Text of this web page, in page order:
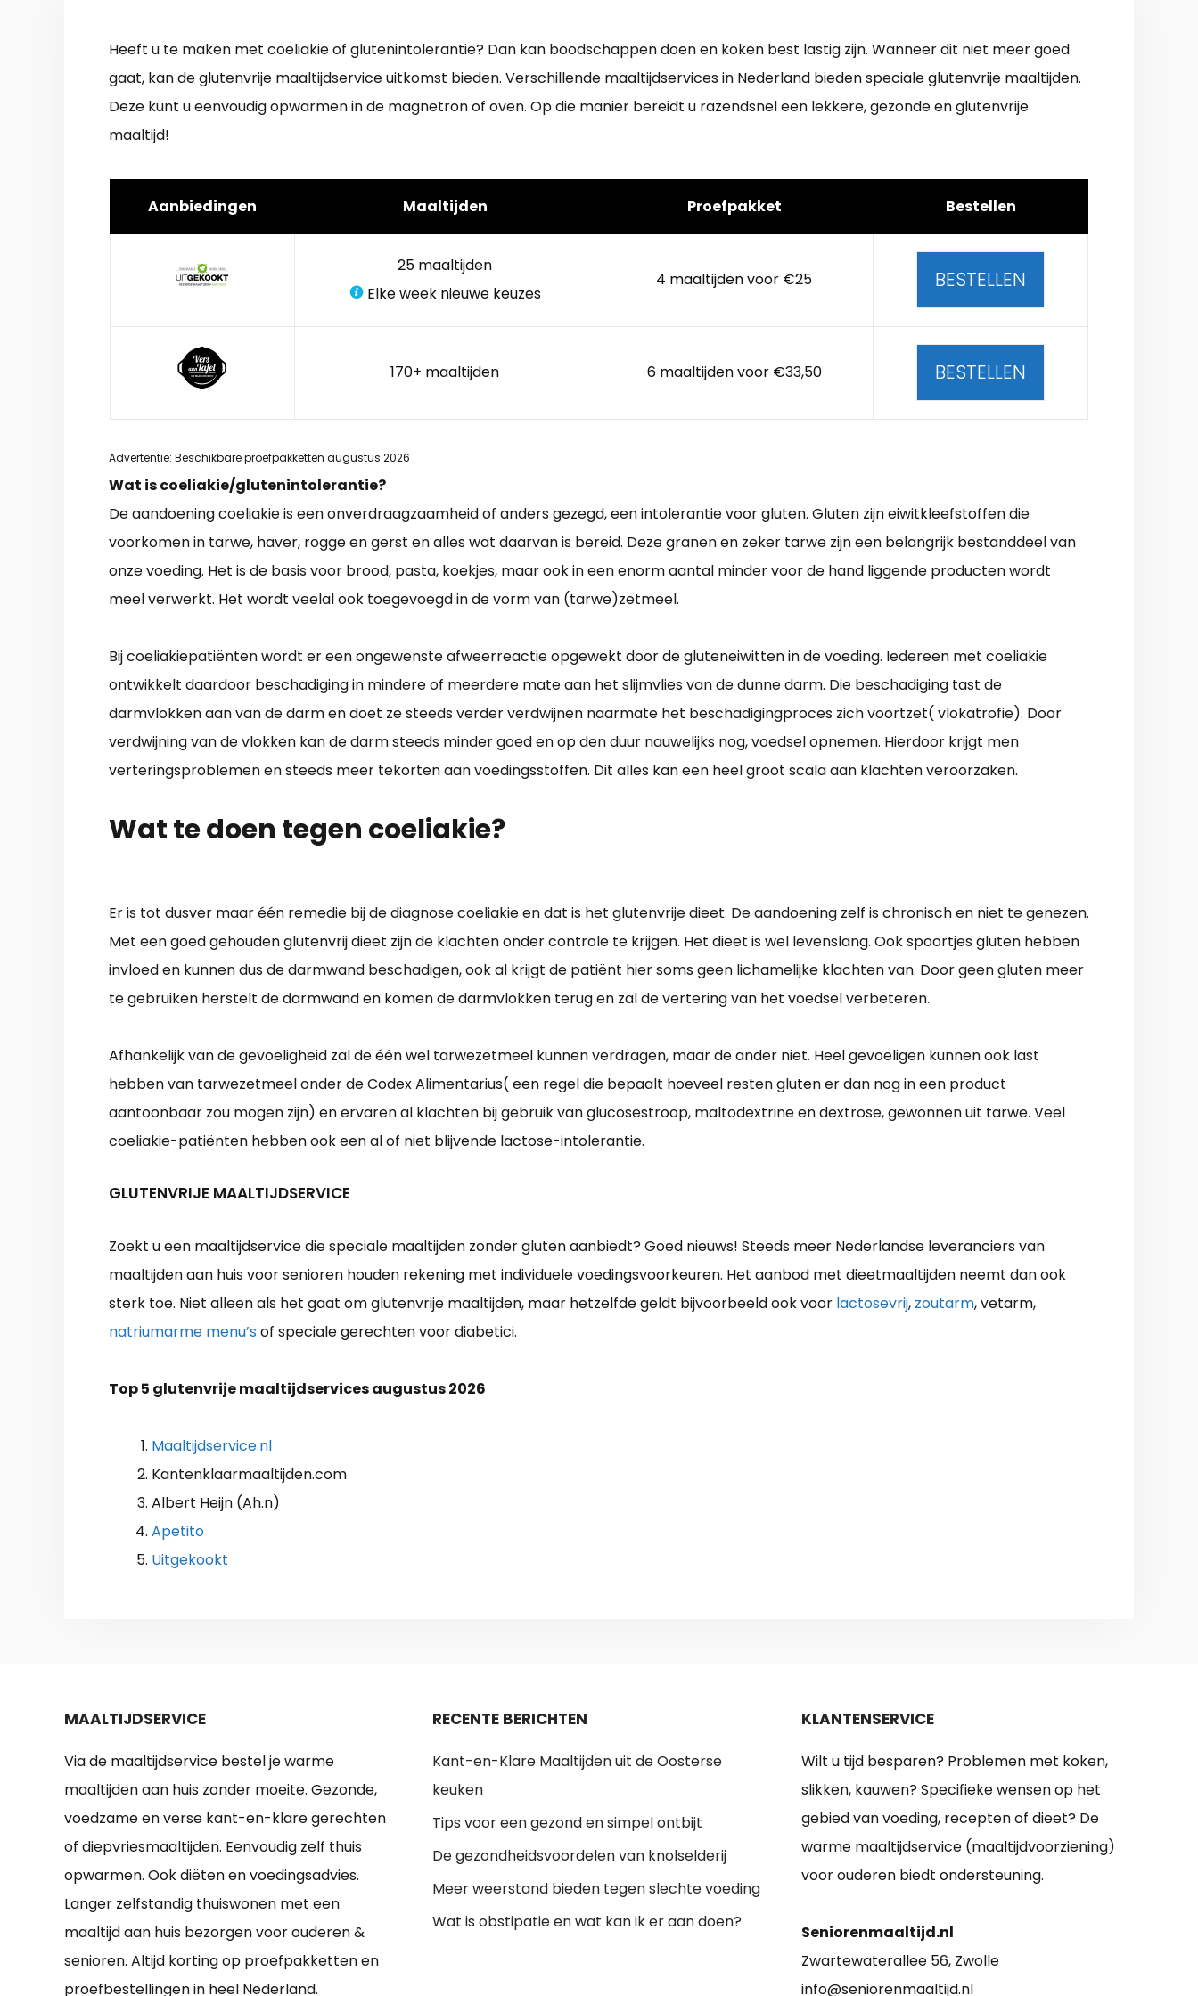
Heeft u te maken met coeliakie of glutenintolerantie? Dan kan boodschappen doen en koken best lastig zijn. Wanneer dit niet meer goed
gaat, kan de glutenvrije maaltijdservice uitkomst bieden. Verschillende maaltijdservices in Nederland bieden speciale glutenvrije maaltijden.
Deze kunt u eenvoudig opwarmen in de magnetron of oven. Op die manier bereidt u razendsnel een lekkere, gezonde en glutenvrije
maaltijd!
Aanbiedingen Maaltijden Proefpakket Bestellen
25 maaltijden
Elke week nieuwe keuzes
4 maaltijden voor €25 BESTELLEN
170+ maaltijden 6 maaltijden voor €33,50 BESTELLEN
Advertentie: Beschikbare proefpakketten augustus 2026
Wat is coeliakie/glutenintolerantie?
De aandoening coeliakie is een onverdraagzaamheid of anders gezegd, een intolerantie voor gluten. Gluten zijn eiwitkleefstoffen die
voorkomen in tarwe, haver, rogge en gerst en alles wat daarvan is bereid. Deze granen en zeker tarwe zijn een belangrijk bestanddeel van
onze voeding. Het is de basis voor brood, pasta, koekjes, maar ook in een enorm aantal minder voor de hand liggende producten wordt
meel verwerkt. Het wordt veelal ook toegevoegd in de vorm van (tarwe)zetmeel.
Bij coeliakiepatiënten wordt er een ongewenste afweerreactie opgewekt door de gluteneiwitten in de voeding. Iedereen met coeliakie
ontwikkelt daardoor beschadiging in mindere of meerdere mate aan het slijmvlies van de dunne darm. Die beschadiging tast de
darmvlokken aan van de darm en doet ze steeds verder verdwijnen naarmate het beschadigingproces zich voortzet( vlokatrofie). Door
verdwijning van de vlokken kan de darm steeds minder goed en op den duur nauwelijks nog, voedsel opnemen. Hierdoor krijgt men
verteringsproblemen en steeds meer tekorten aan voedingsstoffen. Dit alles kan een heel groot scala aan klachten veroorzaken.
Wat te doen tegen coeliakie?
Er is tot dusver maar één remedie bij de diagnose coeliakie en dat is het glutenvrije dieet. De aandoening zelf is chronisch en niet te genezen.
Met een goed gehouden glutenvrij dieet zijn de klachten onder controle te krijgen. Het dieet is wel levenslang. Ook spoortjes gluten hebben
invloed en kunnen dus de darmwand beschadigen, ook al krijgt de patiënt hier soms geen lichamelijke klachten van. Door geen gluten meer
te gebruiken herstelt de darmwand en komen de darmvlokken terug en zal de vertering van het voedsel verbeteren.
Afhankelijk van de gevoeligheid zal de één wel tarwezetmeel kunnen verdragen, maar de ander niet. Heel gevoeligen kunnen ook last
hebben van tarwezetmeel onder de Codex Alimentarius( een regel die bepaalt hoeveel resten gluten er dan nog in een product
aantoonbaar zou mogen zijn) en ervaren al klachten bij gebruik van glucosestroop, maltodextrine en dextrose, gewonnen uit tarwe. Veel
coeliakie-patiënten hebben ook een al of niet blijvende lactose-intolerantie.
GLUTENVRIJE MAALTIJDSERVICE
Zoekt u een maaltijdservice die speciale maaltijden zonder gluten aanbiedt? Goed nieuws! Steeds meer Nederlandse leveranciers van
maaltijden aan huis voor senioren houden rekening met individuele voedingsvoorkeuren. Het aanbod met dieetmaaltijden neemt dan ook
sterk toe. Niet alleen als het gaat om glutenvrije maaltijden, maar hetzelfde geldt bijvoorbeeld ook voor lactosevrij, zoutarm, vetarm,
natriumarme menu’s of speciale gerechten voor diabetici.
Top 5 glutenvrije maaltijdservices augustus 2026
Maaltijdservice.nl
Kantenklaarmaaltijden.com
Albert Heijn (Ah.n)
Apetito
Uitgekookt
MAALTIJDSERVICE
Via de maaltijdservice bestel je warme
maaltijden aan huis zonder moeite. Gezonde,
voedzame en verse kant-en-klare gerechten
of diepvriesmaaltijden. Eenvoudig zelf thuis
opwarmen. Ook diëten en voedingsadvies.
Langer zelfstandig thuiswonen met een
maaltijd aan huis bezorgen voor ouderen &
senioren. Altijd korting op proefpakketten en
proefbestellingen in heel Nederland.
RECENTE BERICHTEN
Kant-en-Klare Maaltijden uit de Oosterse
keuken
Tips voor een gezond en simpel ontbijt
De gezondheidsvoordelen van knolselderij
Meer weerstand bieden tegen slechte voeding
Wat is obstipatie en wat kan ik er aan doen?
KLANTENSERVICE
Wilt u tijd besparen? Problemen met koken,
slikken, kauwen? Specifieke wensen op het
gebied van voeding, recepten of dieet? De
warme maaltijdservice (maaltijdvoorziening)
voor ouderen biedt ondersteuning.
Seniorenmaaltijd.nl
Zwartewaterallee 56, Zwolle
info@seniorenmaaltijd.nl